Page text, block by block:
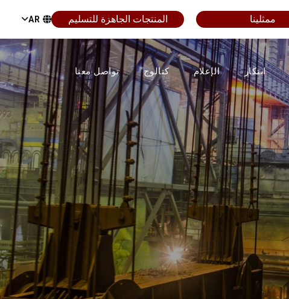
ممثلينا المنتجات الجاهزة للتسليم AR
ابتكار الإعلام كتالوج تواصل معنا